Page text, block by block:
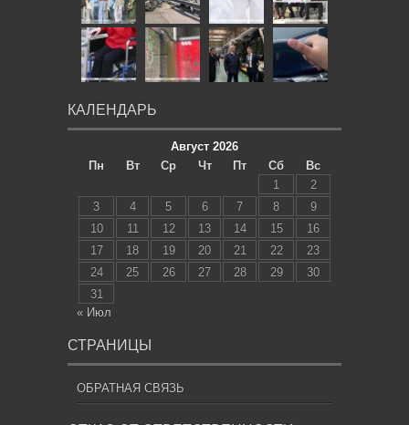
КАЛЕНДАРЬ
Август 2026
Пн
Вт Ср Чт Пт Сб
Вс
1
2
3
4 5 6 7 8
9
10
11 12 13 14 15
16
17
18 19 20 21 22
23
24
25 26 27 28 29
30
31
« Июл
СТРАНИЦЫ
ОБРАТНАЯ СВЯЗЬ